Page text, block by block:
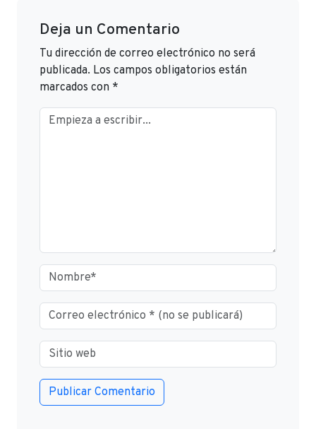
Deja un Comentario
Tu dirección de correo electrónico no será
publicada. Los campos obligatorios están
marcados con *